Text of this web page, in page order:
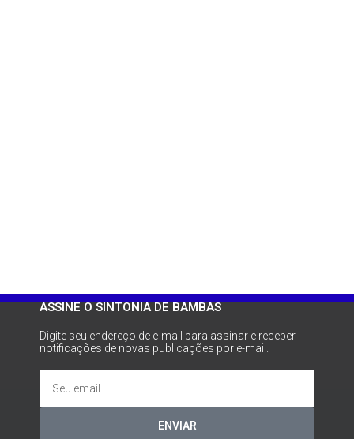
ASSINE O SINTONIA DE BAMBAS
Digite seu endereço de e-mail para assinar e receber
notificações de novas publicações por e-mail.
ENVIAR